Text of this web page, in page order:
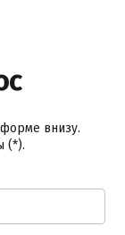
внизу.
(*).